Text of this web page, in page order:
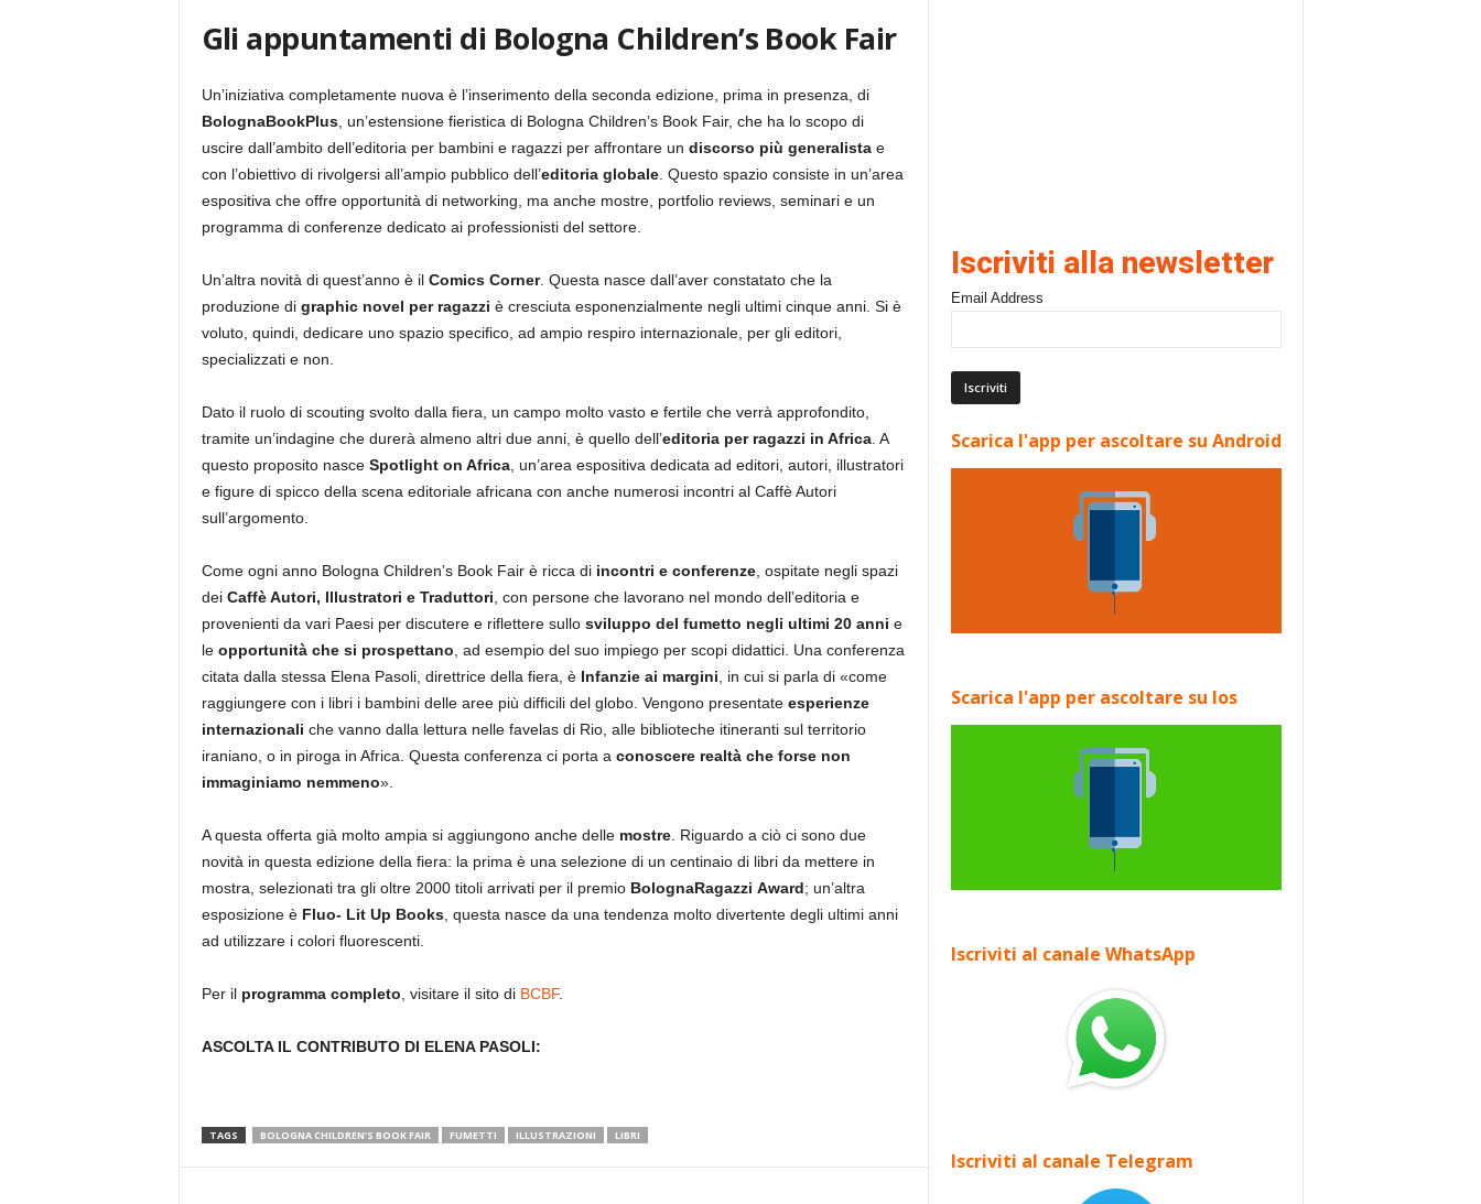
Gli appuntamenti di Bologna Children’s Book Fair
Un’iniziativa completamente nuova è l’inserimento della seconda edizione, prima in presenza, di
BolognaBookPlus, un’estensione fieristica di Bologna Children’s Book Fair, che ha lo scopo di
uscire dall’ambito dell’editoria per bambini e ragazzi per affrontare un discorso più generalistae
con l’obiettivo di rivolgersi all’ampio pubblico dell’editoria globale. Questo spazio consiste in un’area
espositiva che offre opportunità di networking, ma anche mostre, portfolio reviews, seminari e un
programma di conferenze dedicato ai professionisti del settore.
Un’altra novità di quest’anno è il Comics Corner. Questa nasce dall’aver constatato che la
produzione di graphic novel per ragazzi è cresciuta esponenzialmente negli ultimi cinque anni. Si è
voluto, quindi, dedicare uno spazio specifico, ad ampio respiro internazionale, per gli editori,
specializzati e non.
Dato il ruolo di scouting svolto dalla fiera, un campo molto vasto e fertile che verrà approfondito,
tramite un’indagine che durerà almeno altri due anni, è quello dell’editoria per ragazzi in Africa. A
questo proposito nasceSpotlight on Africa, un’area espositiva dedicata ad editori, autori, illustratori
e figure di spicco della scena editoriale africana con anche numerosi incontri al Caffè Autori
sull’argomento.
Come ogni anno Bologna Children’s Book Fair è ricca di incontri e conferenze, ospitate negli spazi
deiCaffè Autori, Illustratori e Traduttori , con persone che lavorano nel mondo dell’editoria e
provenienti da vari Paesi per discutere e riflettere sullo sviluppo del fumetto negli ultimi 20 anni e
le opportunità che si prospettano , ad esempio del suo impiego per scopi didattici. Una conferenza
citata dalla stessa Elena Pasoli, direttrice della fiera, è Infanzie ai margini , in cui si parla di «come
raggiungere con i libri i bambini delle aree più difficili del globo. Vengono presentateesperienze
internazionali che vanno dalla lettura nelle favelas di Rio, alle biblioteche itineranti sul territorio
iraniano, o in piroga in Africa. Questa conferenza ci porta a conoscere realtà che forse non
immaginiamo nemmeno».
A questa offerta già molto ampia si aggiungono anche delle mostre. Riguardo a ciò ci sono due
novità in questa edizione della fiera: la prima è una selezione di un centinaio di libri da mettere in
mostra, selezionati tra gli oltre 2000 titoli arrivati per il premio BolognaRagazzi Award; un’altra
esposizione èFluo- Lit Up Books, questa nasce da una tendenza molto divertente degli ultimi anni
ad utilizzare i colori fluorescenti.
Per il programma completo , visitare il sito di BCBF.
ASCOLTA IL CONTRIBUTO DI ELENA PASOLI:
TAGS BOLOGNA CHILDREN’S BOOK FAIR FUMETTI ILLUSTRAZIONI LIBRI
Iscriviti alla newsletter
Email Address
Scarica l'app per ascoltare su Android
Scarica l'app per ascoltare su Ios
Iscriviti al canale WhatsApp
Iscriviti al canale Telegram